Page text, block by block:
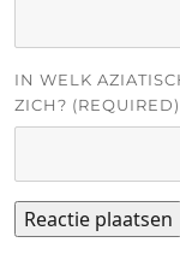
IN WELK
ZICH? (REQUIRED)